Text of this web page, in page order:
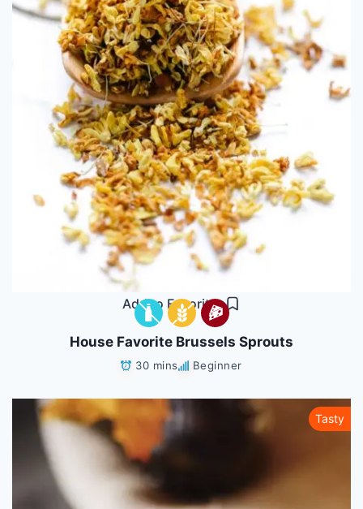
Add to Favorites
House Favorite Brussels Sprouts
30 mins Beginner
Tasty